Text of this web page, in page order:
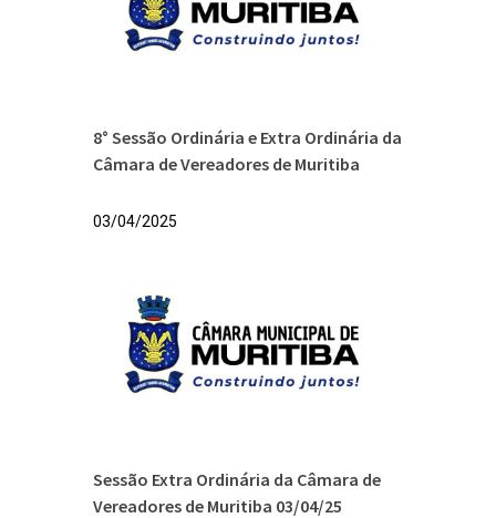
8° Sessão Ordinária e Extra Ordinária da
Câmara de Vereadores de Muritiba
03/04/2025
Sessão Extra Ordinária da Câmara de
Vereadores de Muritiba 03/04/25